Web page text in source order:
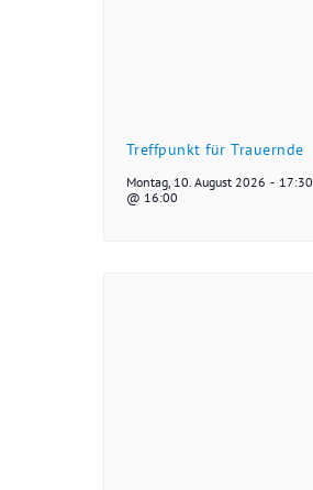
Treffpunkt für Trauernde
Montag, 10. August 2026
@ 16:00
- 17:30